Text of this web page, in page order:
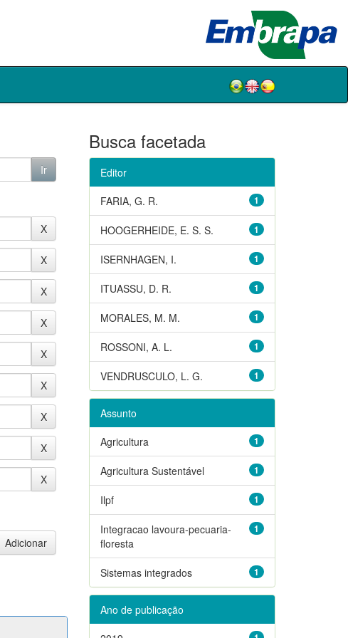
Busca facetada
Editor
1
FARIA, G. R.
1
HOOGERHEIDE, E. S. S.
1
ISERNHAGEN, I.
1
ITUASSU, D. R.
1
MORALES, M. M.
1
ROSSONI, A. L.
1
VENDRUSCULO, L. G.
Assunto
1
Agricultura
1
Agricultura Sustentável
1
Ilpf
1
Integracao lavoura-pecuaria-
floresta
1
Sistemas integrados
Ano de publicação